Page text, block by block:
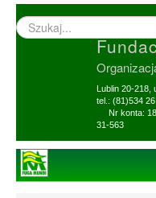
Wyszukiwarka
–
Lublin 20-218,
tel.: (81)534
Nr konta:
31-563